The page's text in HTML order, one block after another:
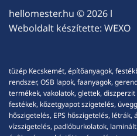
hellomester.hu © 2026 l
Weboldalt készítette: WEXO
tüzép Kecskemét, építőanyagok,
rendszer, OSB lapok, faanyagok,
termékek, vakolatok, glettek,
festékek, kőzetgyapot szigetelés,
hőszigetelés, EPS hőszigetelés, létrák,
vízszigetelés, padlóburkolatok,